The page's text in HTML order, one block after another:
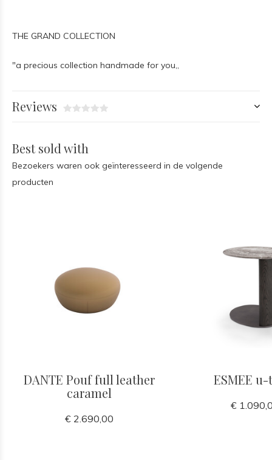
THE GRAND COLLECTION
"a precious collection handmade for you,,
Reviews
Best sold with
Bezoekers waren ook geïnteresseerd in de volgende
producten
DANTE Pouf full leather
caramel
€ 2.690,00
ESMEE
€